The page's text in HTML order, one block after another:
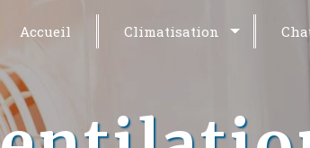
Accueil Climatisation